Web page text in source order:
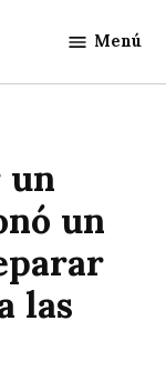
Menú
un
un
las